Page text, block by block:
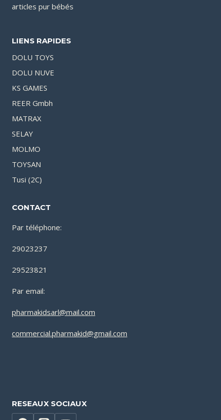
articles pur bébés
LIENS RAPIDES
DOLU TOYS
DOLU NUVE
KS GAMES
REER Gmbh
MATRAX
SELAY
MOLMO
TOYSAN
Tusi (2C)
CONTACT
Par téléphone:
29023237
29523821
Par email:
pharmakidsarl@mail.com
commercial.pharmakid@gmail.com
RESEAUX SOCIAUX